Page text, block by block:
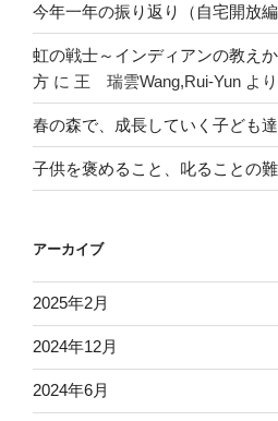
今年一年の振り返り（自宅開放編
虹の戦士～インディアンの教え
方 に 王 瑞雲Wang,Rui-Yun より
春の森で、成長していく子ども達
子供を褒めること、叱ることの
アーカイブ
2025年2月
2024年12月
2024年6月